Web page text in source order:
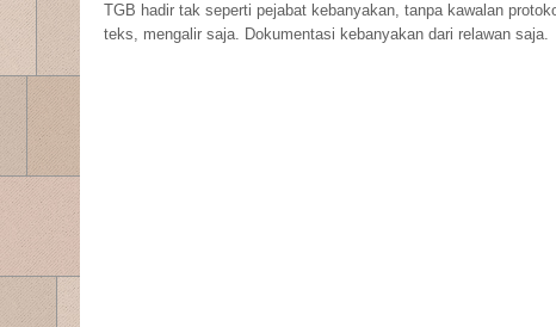
TGB hadir tak seperti pejabat kebanyakan, tanpa kawalan
teks, mengalir saja. Dokumentasi kebanyakan dari relawan saja.